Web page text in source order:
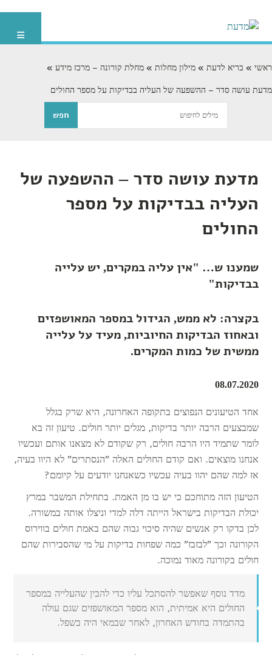
ראשי בריא לדעת מילון מחלות
מחלת קורונה – מרכז מידע
מדעת עושה סדר – ההשפעה של העליה בבדיקות על מספר החולים
מדעת עושה סדר – ההשפעה של
העליה בבדיקות על מספר
החולים
שמענו ש… "אין עליה במקרים, יש עלייה
בבדיקות"
בקצרה: לא ממש, הגידול במספר המאושפזים
ובאחוז הבדיקות החיוביות, מעיד על עלייה
ממשית של כמות המקרים.
08.07.2020
אחד הטיעונים הנפוצים בתקופה האחרונה, היא שרק בגלל
שמבצעים הרבה יותר בדיקות, מגלים יותר חולים. טיעון זה בא
לומר שתמיד היו הרבה חולים, רק שקודם לא מצאנו אותם ועכשיו
אנחנו מוצאים. ואם קודם החולים האלה "הנסתרים" לא היוו בעיה,
אז למה שהם יהוו בעיה עכשיו כשאנחנו יודעים על קיומם?
הטיעון הזה מתוחכם כי יש בו מן האמת. בתחילת המשבר במרץ
יכולת הבדיקות בישראל הייתה דלה למדי וניצלו אותה במשורה.
לכן בדקו רק אנשים שהיה סיכוי גבוה שהם באמת חולים בווירוס
הקורונה וכך "לבזבז" כמה שפחות בדיקות על מי שהסבירות שהם
חולים בקורונה מאוד נמוכה.
מדד נוסף שאפשר להסתכל עליו כדי להבין שהעלייה במספר
החולים היא אמיתית, הוא מספר המאושפזים שגם עולה
בהתמדה בחודש האחרון, לאחר שבמאי היה בשפל.